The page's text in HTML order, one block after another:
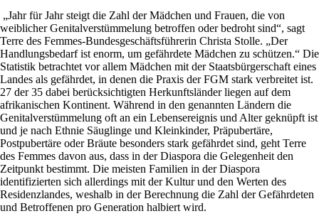
„Jahr für Jahr steigt die Zahl der Mädchen und Frauen, die von
weiblicher Genitalverstümmelung betroffen oder bedroht sind“, sagt
Terre des Femmes-Bundesgeschäftsführerin Christa Stolle. „Der
Handlungsbedarf ist enorm, um gefährdete Mädchen zu schützen.“ Die
Statistik betrachtet vor allem Mädchen mit der Staatsbürgerschaft eines
Landes als gefährdet, in denen die Praxis der FGM stark verbreitet ist.
27 der 35 dabei berücksichtigten Herkunftsländer liegen auf dem
afrikanischen Kontinent. Während in den genannten Ländern die
Genitalverstümmelung oft an ein Lebensereignis und Alter geknüpft ist
und je nach Ethnie Säuglinge und Kleinkinder, Präpubertäre,
Postpubertäre oder Bräute besonders stark gefährdet sind, geht Terre
des Femmes davon aus, dass in der Diaspora die Gelegenheit den
Zeitpunkt bestimmt. Die meisten Familien in der Diaspora
identifizierten sich allerdings mit der Kultur und den Werten des
Residenzlandes, weshalb in der Berechnung die Zahl der Gefährdeten
und Betroffenen pro Generation halbiert wird.